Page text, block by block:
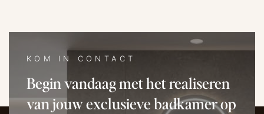
KOM IN CONTACT
Begin vandaag met het realiseren
van jouw exclusieve badkamer op